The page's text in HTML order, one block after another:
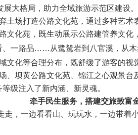
大格局，助力全域旅游示范区建设。
土场打造公路文化苑，通过多种艺
化苑，既生动展示公路建管养文化
、一路品…… 从鹭鸶岩到八官溪，从
化等合理分布，既舒缓了游客的视
坝黄公路文化苑、锦江之心观景
级注入了新内涵、新灵魂。
牵手民生服务，搭建交旅致富
走，一边看看山、玩玩水，一边带